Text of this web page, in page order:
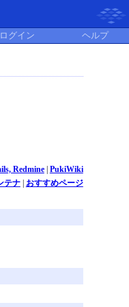
ログイン ヘルプ
Redmine| PukiWiki
テナ| おすすめページ